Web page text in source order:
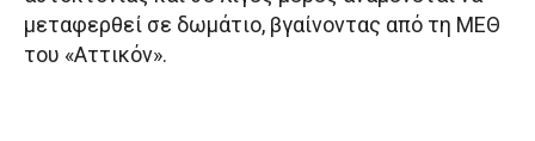
μεταφερθεί σε δωμάτιο, βγαίνοντας από τη ΜΕΘ
του «Αττικόν».